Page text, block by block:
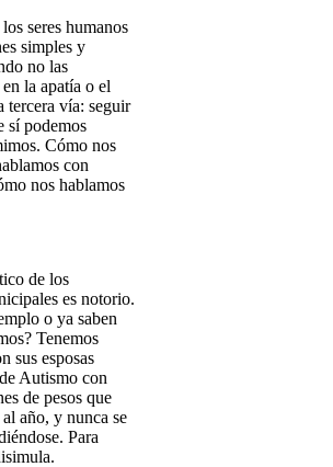
seres humanos
simples y
no las
la apatía o el
tercera vía: seguir
sí podemos
Cómo nos
con
nos hablamos
de los
es notorio.
o ya saben
Tenemos
sus esposas
Autismo con
de pesos que
año, y nunca se
Para